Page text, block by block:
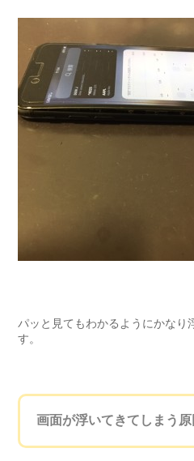
パッと見てもわかるようにかなり
す。
画面が浮いてきてしまう原